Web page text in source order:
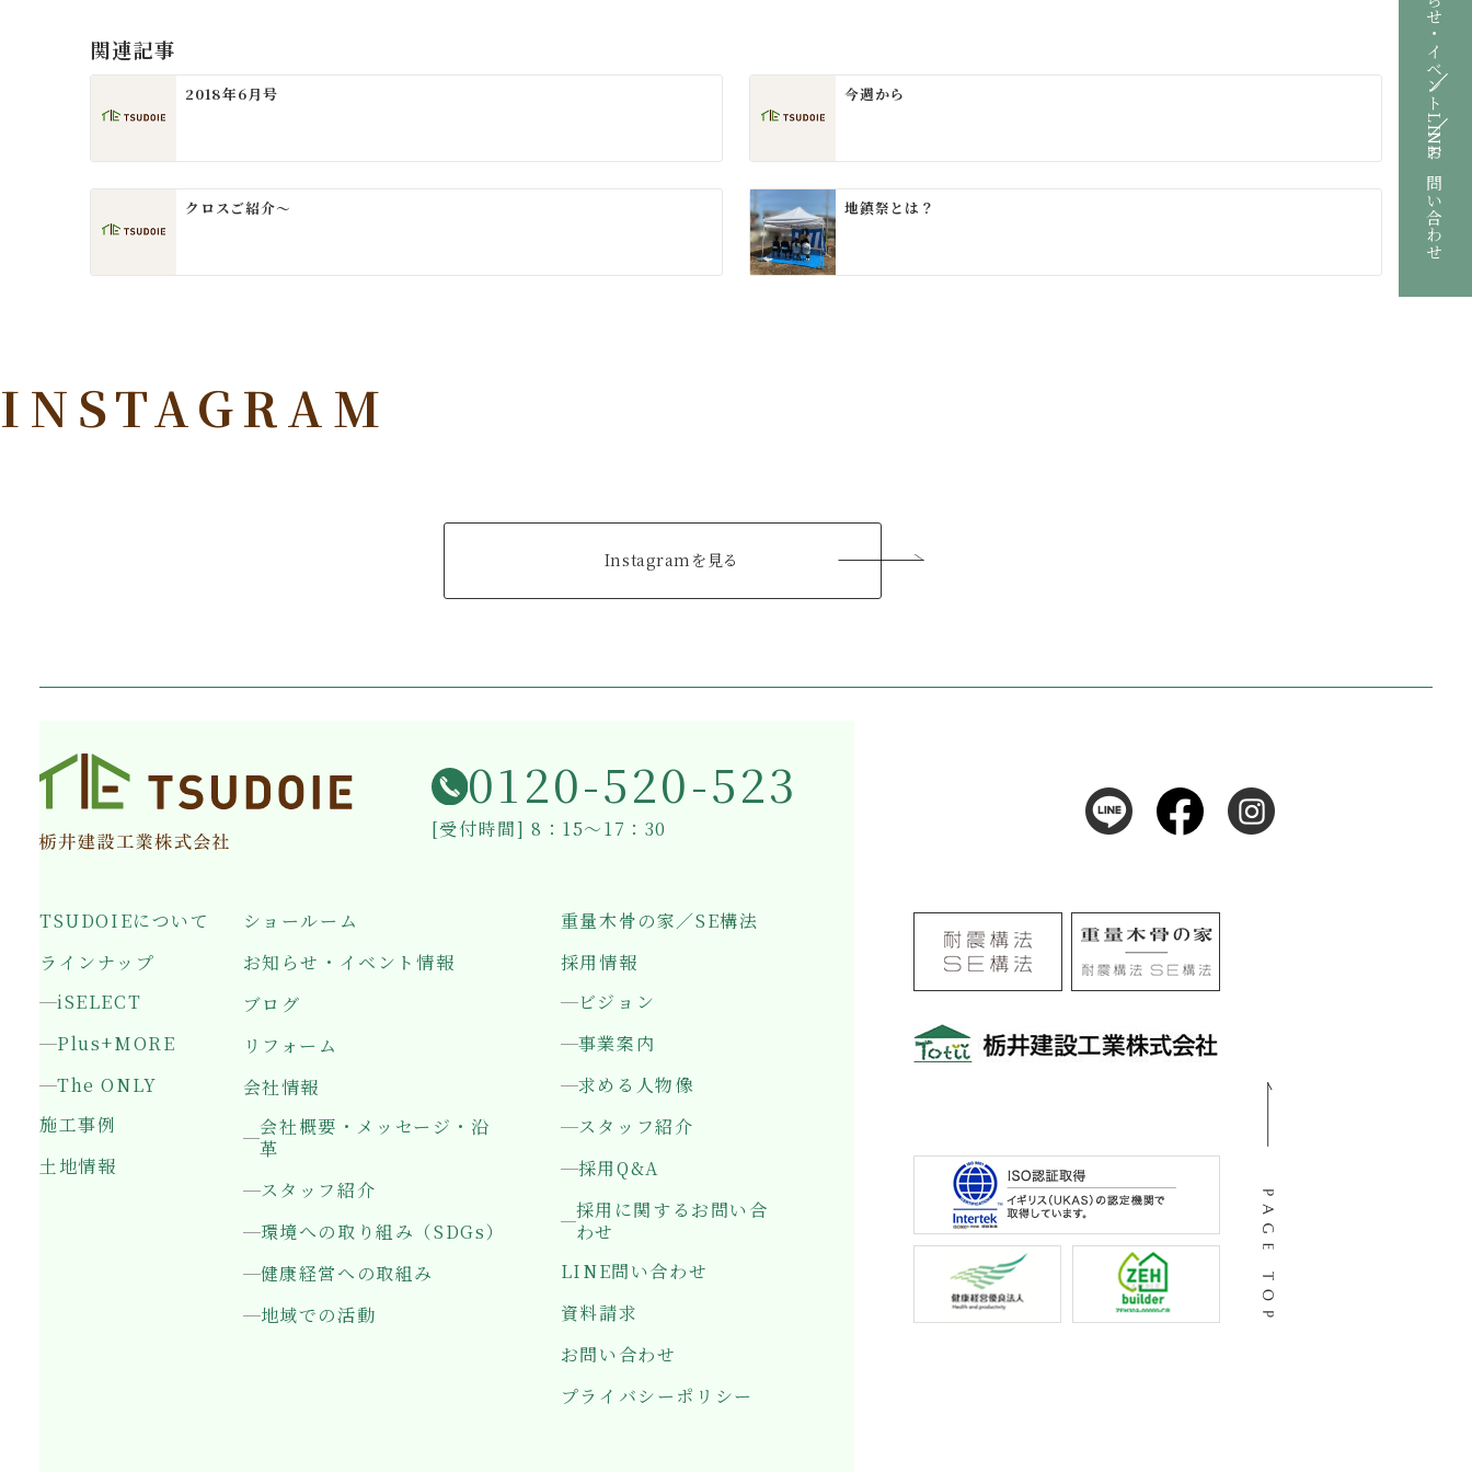
ゲ
ー
シ
ョ
ン
関連記事
2018年6月号 今週から
クロスご紹介～ 地鎮祭とは？
INSTAGRAM
Instagramを見る
0120-520-523
[受付時間] 8：15～17：30
TSUDOIEについて
ラインナップ
iSELECT
Plus+MORE
The ONLY
施工事例
土地情報
ショールーム
お知らせ・イベント情報
ブログ
リフォーム
会社情報
会社概要・メッセージ・沿
革
スタッフ紹介
環境への取り組み（SDGs）
健康経営への取組み
地域での活動
重量木骨の家／SE構法
採用情報
ビジョン
事業案内
求める人物像
スタッフ紹介
採用Q&A
採用に関するお問い合
わせ
LINE問い合わせ
資料請求
お問い合わせ
プライバシーポリシー
お知らせ・イベント
LINE
お問い合わせ